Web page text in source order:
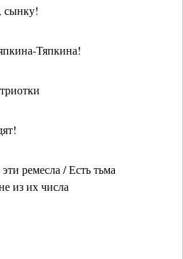
сынку!
Тяпкина!
ремесла / Есть тьма
из их числа